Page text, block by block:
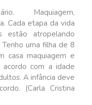
Maquiagem,
Cada etapa da vida
estão atropelando
uma filha de 8
casa maquiagem e
acordo com a idade
A infância deve
(Carla Cristina